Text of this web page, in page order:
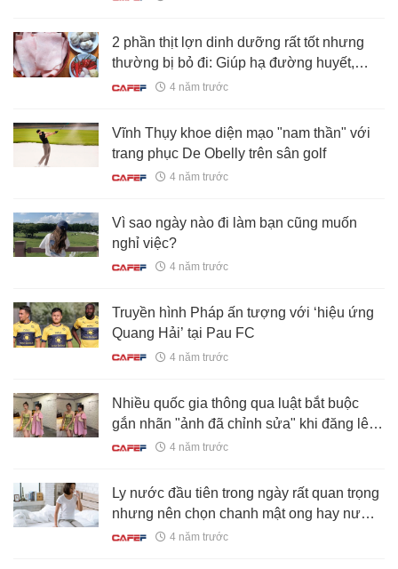
2 phần thịt lợn dinh dưỡng rất tốt nhưng
thường bị bỏ đi: Giúp hạ đường huyết,
giảm mỡ máu, ăn nhiều còn rất tốt cho
4 năm trước
Vĩnh Thụy khoe diện mạo "nam thần" với
trang phục De Obelly trên sân golf
4 năm trước
Vì sao ngày nào đi làm bạn cũng muốn
nghỉ việc?
4 năm trước
Truyền hình Pháp ấn tượng với ‘hiệu ứng
Quang Hải’ tại Pau FC
4 năm trước
Nhiều quốc gia thông qua luật bắt buộc
gắn nhãn "ảnh đã chỉnh sửa" khi đăng lên
mạng để ngăn tình trạng chìm đắm trong
4 năm trước
Ly nước đầu tiên trong ngày rất quan trọng
nhưng nên chọn chanh mật ong hay nước
muối loãng mới THỰC SỰ TỐT?
4 năm trước